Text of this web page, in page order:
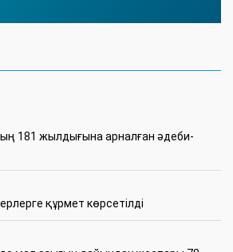
181 жылдығына арналған әдеби-
құрмет көрсетілді